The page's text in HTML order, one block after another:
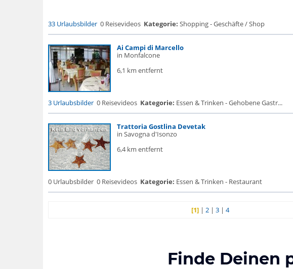
33 Urlaubsbilder 0 Reisevideos Kategorie: Shopping - Geschäfte / Shop
Ai Campi di Marcello
in Monfalcone
6,1 km entfernt
3 Urlaubsbilder 0 Reisevideos Kategorie: Essen & Trinken - Gehobene Gastr...
Trattoria Gostlina Devetak
in Savogna d'Isonzo
6,4 km entfernt
0 Urlaubsbilder 0 Reisevideos Kategorie: Essen & Trinken - Restaurant
[1]| 2| 3| 4
Finde Deinen